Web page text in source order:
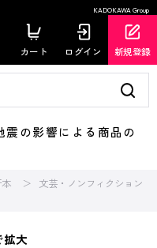
KADOKAWA Group
カート ログイン 新規登録
の影響による商品の
文芸・ノンフィクション
拡大